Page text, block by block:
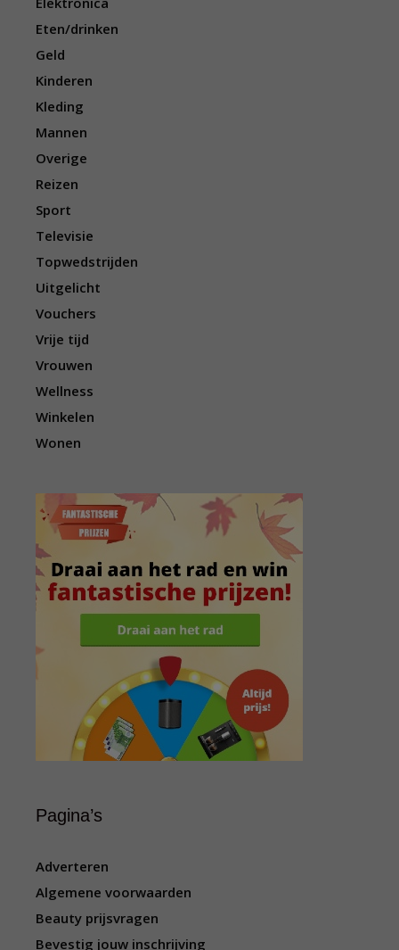
Eten/drinken
Geld
Kinderen
Kleding
Mannen
Overige
Reizen
Sport
Televisie
Topwedstrijden
Uitgelicht
Vouchers
Vrije tijd
Vrouwen
Wellness
Winkelen
Wonen
Pagina’s
Adverteren
Algemene voorwaarden
Beauty prijsvragen
Bevestig jouw inschrijving